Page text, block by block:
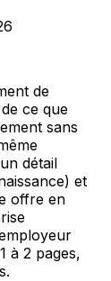
de
ce que
sans
détail
et
offre en
à 2 pages,